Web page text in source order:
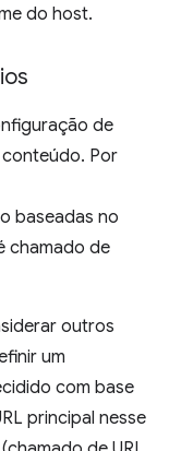
do host.
de
Por
baseadas no
chamado de
outros
um
com base
principal nesse